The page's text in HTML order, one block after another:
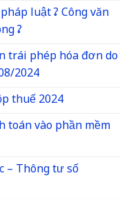
luật ? Công văn
?
trái phép hóa đơn do
2024
thuế 2024
toán vào phần mềm
– Thông tư số